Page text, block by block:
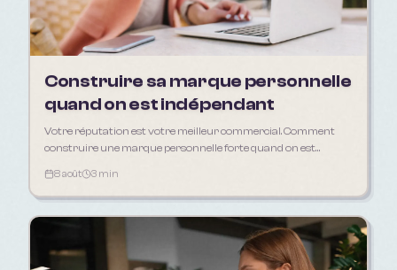
Construire sa marque personnelle
quand on est indépendant
Votre réputation est votre meilleur commercial. Comment
construire une marque personnelle forte quand on est
8 août 3 min